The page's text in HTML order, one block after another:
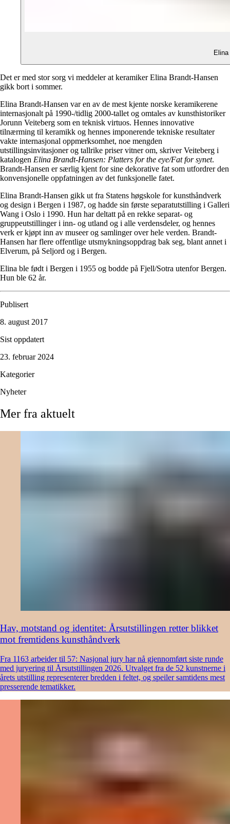
Det er med stor sorg vi meddeler at keramiker Elina Brandt-Hansen
gikk bort i sommer.
Elina Brandt-Hansen var en av de mest kjente norske keramikerene
internasjonalt på 1990-/tidlig 2000-tallet og omtales av kunsthistoriker
Jorunn Veiteberg som en teknisk virtuos. Hennes innovative
tilnærming til keramikk og hennes imponerende tekniske resultater
vakte internasjonal oppmerksomhet, noe mengden
utstillingsinvitasjoner og tallrike priser vitner om, skriver Veiteberg i
katalogen Elina Brandt-Hansen: Platters for the eye/Fat for synet.
Brandt-Hansen er særlig kjent for sine dekorative fat som utfordrer den
konvensjonelle oppfatningen av det funksjonelle fatet.
Elina Brandt-Hansen gikk ut fra Statens høgskole for kunsthåndverk
og design i Bergen i 1987, og hadde sin første separatutstilling i Galleri
Wang i Oslo i 1990. Hun har deltatt på en rekke separat- og
gruppeutstillinger i inn- og utland og i alle verdensdeler, og hennes
verk er kjøpt inn av museer og samlinger over hele verden. Brandt-
Hansen har flere offentlige utsmykningsoppdrag bak seg, blant annet i
Elverum, på Seljord og i Bergen.
Elina ble født i Bergen i 1955 og bodde på Fjell/Sotra utenfor Bergen.
Hun ble 62 år.
Publisert
8. august 2017
Sist oppdatert
23. februar 2024
Kategorier
Nyheter
Mer fra aktuelt
Hav, motstand og identitet: Årsutstillingen retter blikket
mot fremtidens kunsthåndverk
Fra 1163 arbeider til 57: Nasjonal jury har nå gjennomført siste runde
med juryering til Årsutstillingen 2026. Utvalget fra de 52 kunstnerne i
årets utstilling representerer bredden i feltet, og speiler samtidens mest
presserende tematikker.